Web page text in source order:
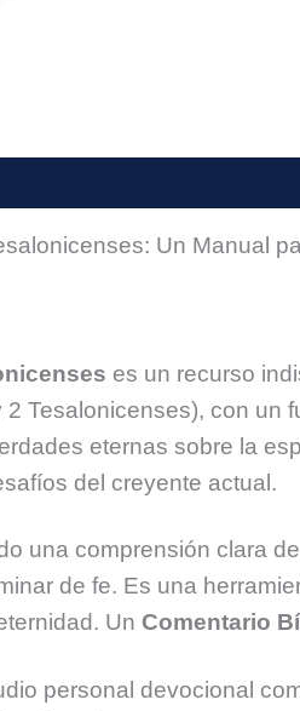
Un Manual
es un recurso
Tesalonicenses), con
eternas sobre la
del creyente actual.
una comprensión clara
de fe. Es una
Un Comentario
personal devocional